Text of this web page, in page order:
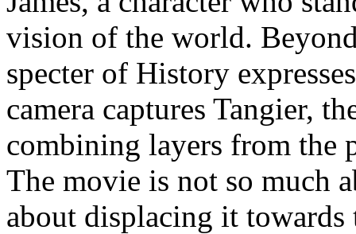
vision of the world.
specter of History
camera captures Tangier,
combining layers from the
The movie is not so much
about displacing it